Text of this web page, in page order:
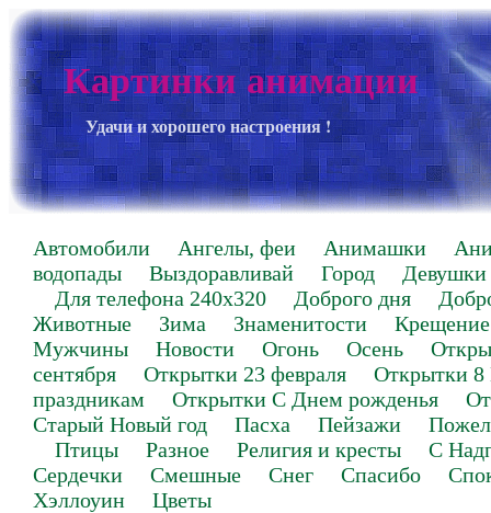
Картинки анимации
Удачи и хорошего настроения !
Автомобили Ангелы, феи Анимашки
водопады
Выздоравливай Город
Девушки
Для телефона 240х320
Доброго дня
Животные
Зима Знаменитости
Крещение
Мужчины
Новости Огонь Осень
сентября
Открытки 23 февраля
Открытки 8
праздникам
Открытки С Днем рожденья
Старый Новый год
Пасха Пейзажи
Птицы
Разное Религия и кресты
С
Сердечки
Смешные Снег Спасибо
Хэллоуин
Цветы